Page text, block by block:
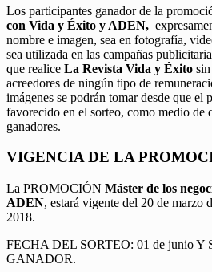
Los participantes ganador de la
con Vida y Éxito y ADEN,
nombre e imagen, sea en fotografía,
sea utilizada en las campañas
que realice La Revista Vida y Éxito
acreedores de ningún tipo de
imágenes se podrán tomar desde que el
favorecido en el sorteo, como medio de
ganadores.
VIGENCIA DE LA
La PROMOCIÓN Máster de los
ADEN, estará vigente del 20 de marzo
2018.
FECHA DEL SORTEO: 01 de junio
GANADOR.